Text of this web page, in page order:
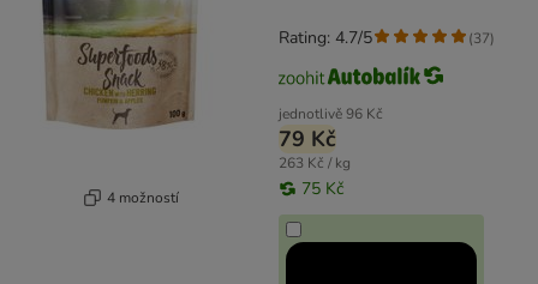
4 možností
jednotlivě96 Kč
79 Kč
263 Kč / kg
75 Kč
Rating: 4.7/5 (37)